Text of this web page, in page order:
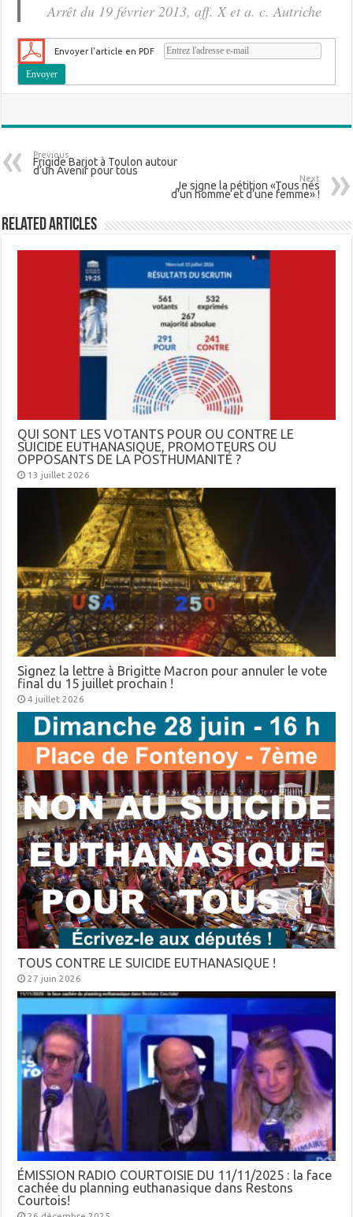
Arrêt du 19 février 2013, aff. X et a. c. Autriche
Envoyer l'article en PDF
Previous
Frigide Barjot à Toulon autour
d’un Avenir pour tous
Next
Je signe la pétition «Tous nés
d’un homme et d’une femme» !
Related Articles
QUI SONT LES VOTANTS POUR OU CONTRE LE
SUICIDE EUTHANASIQUE, PROMOTEURS OU
OPPOSANTS DE LA POSTHUMANITÉ ?
13 juillet 2026
Signez la lettre à Brigitte Macron pour annuler le vote
final du 15 juillet prochain !
4 juillet 2026
TOUS CONTRE LE SUICIDE EUTHANASIQUE !
27 juin 2026
ÉMISSION RADIO COURTOISIE DU 11/11/2025 : la face
cachée du planning euthanasique dans Restons
Courtois!